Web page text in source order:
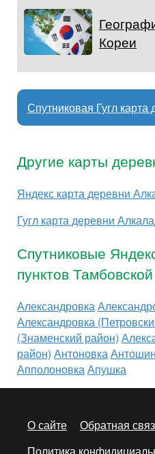
Кореи
Спутниковая Гугл
Другие карты
Яндекс карта деревни
Гугл карта деревни
Спутниковые
пунктов
Александровка
Александровка
(Знаменский район)
район) Антоновка
Апполоновка Апушка
О сайте
Обратная
Политика